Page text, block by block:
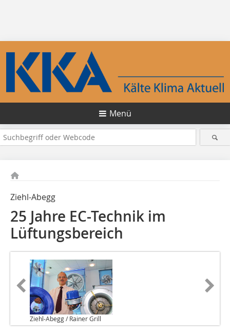
Menü
Ziehl-Abegg
25 Jahre EC-Technik im
Lüftungsbereich
Ziehl-Abegg / Rainer Grill